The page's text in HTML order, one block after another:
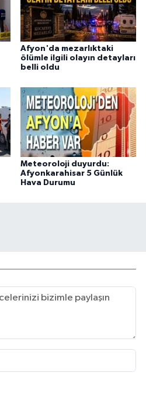
Afyon'da mezarlıktaki
ölümle ilgili olayın detayları
belli oldu
Meteoroloji duyurdu:
Afyonkarahisar 5 Günlük
Hava Durumu